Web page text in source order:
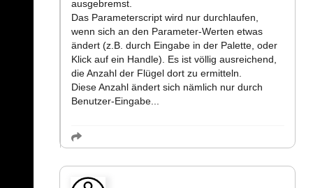
ausgebremst.
Das Parameterscript wird nur durchlaufen,
wenn sich an den Parameter-Werten etwas
ändert (z.B. durch Eingabe in der Palette, oder
Klick auf ein Handle). Es ist völlig ausreichend,
die Anzahl der Flügel dort zu ermitteln.
Diese Anzahl ändert sich nämlich nur durch
Benutzer-Eingabe...